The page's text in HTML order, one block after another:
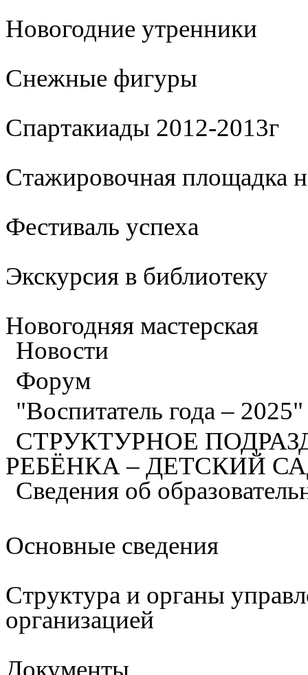
Новогодние утренники
Cнежные фигуры
Спартакиады 2012-2013г
Стажировочная
Фестиваль успеха
Экскурсия в библиотеку
Новогодняя мастерская
Новости
Форум
"Воспитатель года –
СТРУКТУРНОЕ
РЕБЁНКА – ДЕТСКИЙ
Сведения об
Основные сведения
Структура и органы
организацией
Документы